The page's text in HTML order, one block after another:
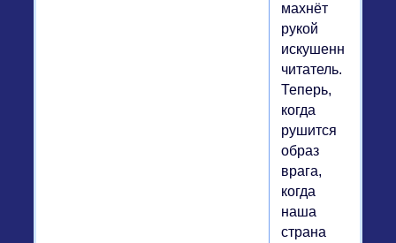
махнёт
рукой
искушенный
читатель.
Теперь,
когда
рушится
образ
врага,
когда
наша
страна